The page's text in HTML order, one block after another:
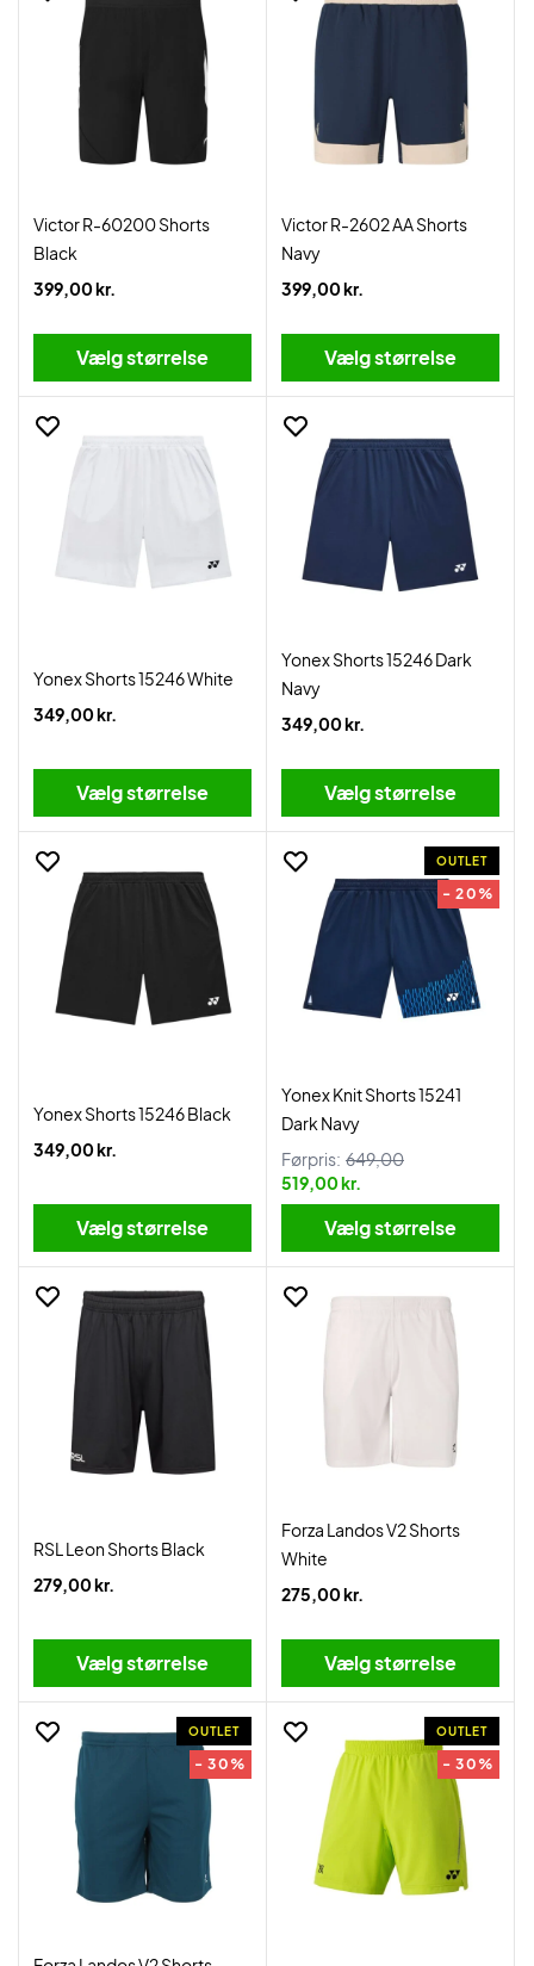
Victor R-60200 Shorts
Black
399,00 kr.
Vælg størrelse
Victor R-2602 AA Shorts
Navy
399,00 kr.
Vælg størrelse
Yonex Shorts 15246 White
349,00 kr.
Vælg størrelse
Yonex Shorts 15246 Dark
Navy
349,00 kr.
Vælg størrelse
Yonex Shorts 15246 Black
349,00 kr.
Vælg størrelse
OUTLET
- 20%
Yonex Knit Shorts 15241
Dark Navy
Førpris: 649,00
519,00 kr.
Vælg størrelse
RSL Leon Shorts Black
279,00 kr.
Vælg størrelse
Forza Landos V2 Shorts
White
275,00 kr.
Vælg størrelse
OUTLET
- 30%
OUTLET
- 30%